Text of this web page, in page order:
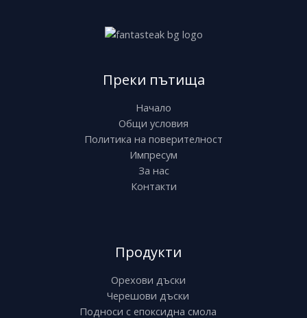
Преки пътища
Начало
Общи условия
Политика на поверителност
Импресум
За нас
Контакти
Продукти
Орехови дъски
Черешови дъски
Подноси с епоксидна смола